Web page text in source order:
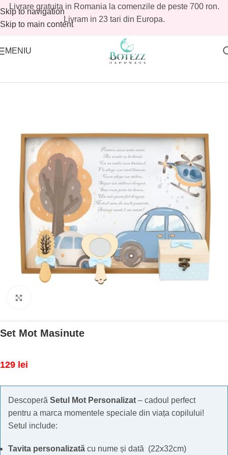
Skip to navigation
Skip to main content
Livrare gratuita in Romania la comenzile de peste 700 ron.
Livram in 23 tari din Europa.
MENIU
Tavite mot baieti/Tavite mot baieti promo
Set Mot Masinute
129 lei
Descoperă Setul Mot Personalizat – cadoul perfect
pentru a marca momentele speciale din viața copilului!
Setul include:
Tavita personalizată cu nume și dată (22x32cm)